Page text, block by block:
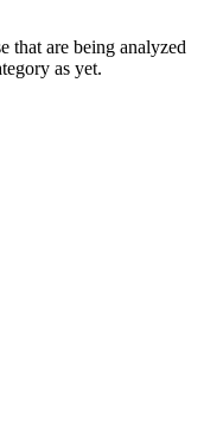
that are being analyzed
as yet.